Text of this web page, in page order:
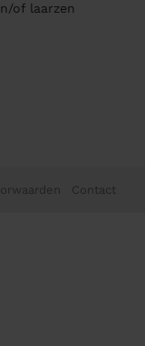
of laarzen
Contact